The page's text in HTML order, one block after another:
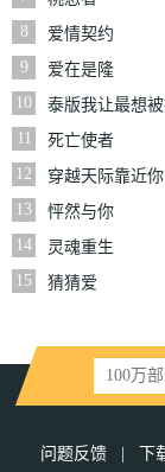
8
爱情契约
9
爱在是隆
10
泰版我让最想
的男人给威胁了
11
死亡使者
12
穿越天际靠近你
13
怦然与你
14
灵魂重生
15
猜猜爱
问题反馈 下